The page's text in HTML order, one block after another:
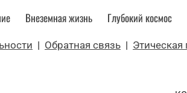
Внеземная жизнь Глубокий космос
| Обратная связь | Этическая